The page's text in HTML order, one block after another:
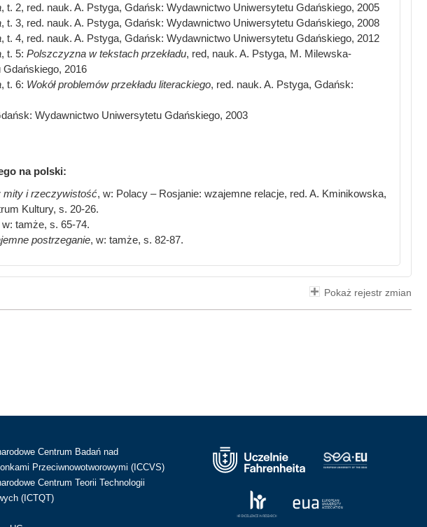
, t. 2, red. nauk. A. Pstyga, Gdańsk: Wydawnictwo Uniwersytetu Gdańskiego, 2005
, t. 3, red. nauk. A. Pstyga, Gdańsk: Wydawnictwo Uniwersytetu Gdańskiego, 2008
, t. 4, red. nauk. A. Pstyga, Gdańsk: Wydawnictwo Uniwersytetu Gdańskiego, 2012
, t. 5: Polszczyzna w tekstach przekładu, red, nauk. A. Pstyga, M. Milewska-
2016
, t. 6: Wokół problemów przekładu literackiego, red. nauk. A. Pstyga, Gdańsk:
Wydawnictwo Uniwersytetu Gdańskiego, 2003
na polski:
mity i rzeczywistość, w: Polacy – Rosjanie: wzajemne relacje, red. A. Kminikowska,
Kultury, s. 20-26.
w: tamże, s. 65-74.
postrzeganie, w: tamże, s. 82-87.
Pokaż rejestr zmian
Centrum Badań nad
Przeciwnowotworowymi (ICCVS)
Centrum Teorii Technologii
(ICTQT)